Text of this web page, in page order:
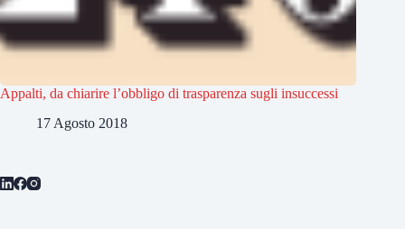
Appalti, da chiarire l’obbligo di trasparenza sugli insuccessi
17 Agosto 2018